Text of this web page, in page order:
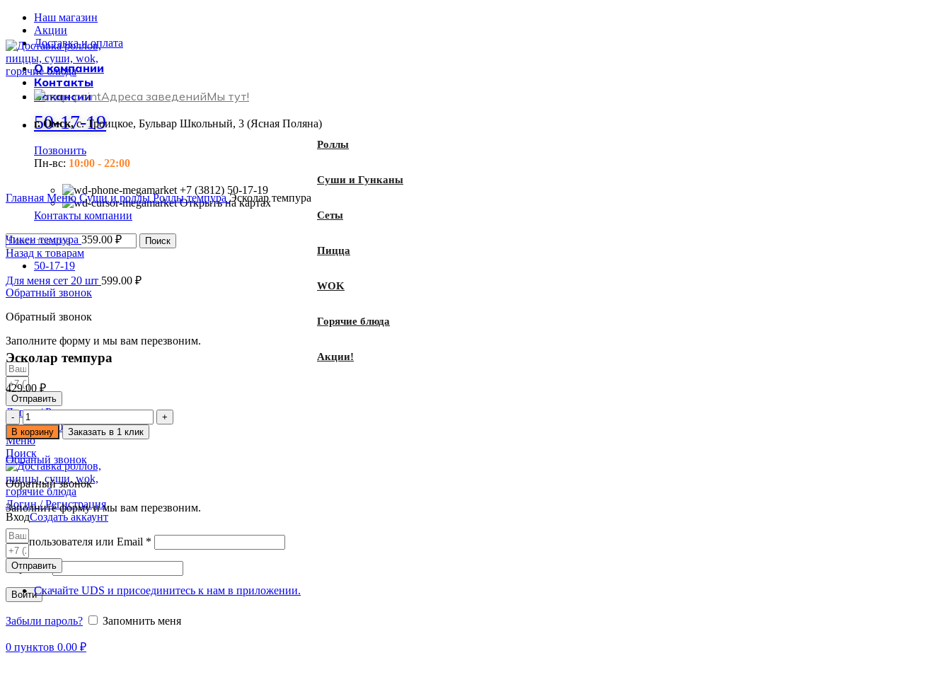
Наш магазин
Акции
Доставка и оплата
О компании
Контакты
Вакансии
50-17-19
Адреса заведенийМы тут!
г. Омск,с. Троицкое, Бульвар Школьный, 3 (Ясная Поляна)
Позвонить
Пн-вс: 10:00 - 22:00
+7 (3812) 50-17-19
Открыть на картах
Контакты компании
Поиск
50-17-19
Обратный звонок
Обратный звонок
Заполните форму и мы вам перезвоним.
Отправить
Логин / Регистрация
0пунктов 0.00₽
Меню
Поиск
Логин / Регистрация
ВходСоздать аккаунт
Имя пользователя или Email *
Пароль*
Войти
Забыли пароль? Запомнить меня
0 пунктов 0.00 ₽
Роллы
Суши и Гунканы
Сеты
Пицца
WOK
Горячие блюда
Акции!
Главная МенюСуши и роллыРоллы темпураЭсколар темпура
Чикен темпура 359.00 ₽
Назад к товарам
Для меня сет 20 шт 599.00 ₽
Увеличить
Эсколар темпура
429.00 ₽
Количество
товара
Эсколар
темпура
В корзину Заказать в 1 клик
Обраный звонок
Обратный звонок
Заполните форму и мы вам перезвоним.
Отправить
Скачайте UDS и присоединитесь к нам в приложении.